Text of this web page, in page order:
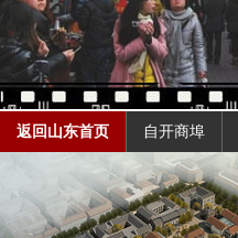
返回山东首页 自开商埠